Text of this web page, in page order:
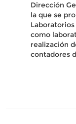
Dirección
la que se
como
realización
contadores